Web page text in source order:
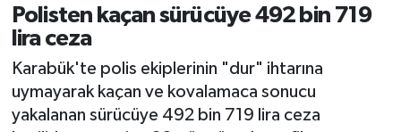
Polisten kaçan sürücüye 492 bin 719
lira ceza
Karabük'te polis ekiplerinin "dur" ihtarına
uymayarak kaçan ve kovalamaca sonucu
yakalanan sürücüye 492 bin 719 lira ceza
Spor
Sağlık
Teknoloji
Tüm Manşetler
Son Dakika Haberleri
Haber Arşivi